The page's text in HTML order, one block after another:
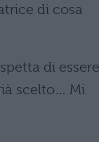
di cosa
di essere
scelto… Mi